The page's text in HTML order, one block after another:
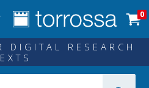
0
DIGITAL RESEARCH